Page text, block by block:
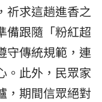
祈求這趟進香之
備跟隨「粉紅超
守傳統規範，連
。此外，民眾家
，期間信眾絕對